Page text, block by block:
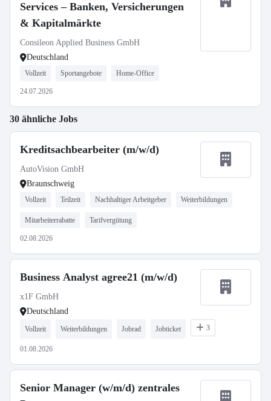
Services – Banken, Versicherungen
& Kapitalmärkte
Consileon Applied Business GmbH
Deutschland
Vollzeit Sportangebote Home-Office
24.07.2026
30 ähnliche Jobs
Kreditsachbearbeiter (m/w/d)
AutoVision GmbH
Braunschweig
Vollzeit Teilzeit Nachhaltiger Arbeitgeber Weiterbildungen
Mitarbeiterrabatte Tarifvergütung
02.08.2026
Business Analyst agree21 (m/w/d)
x1F GmbH
Deutschland
Vollzeit Weiterbildungen Jobrad Jobticket 3
01.08.2026
Senior Manager (w/m/d) zentrales